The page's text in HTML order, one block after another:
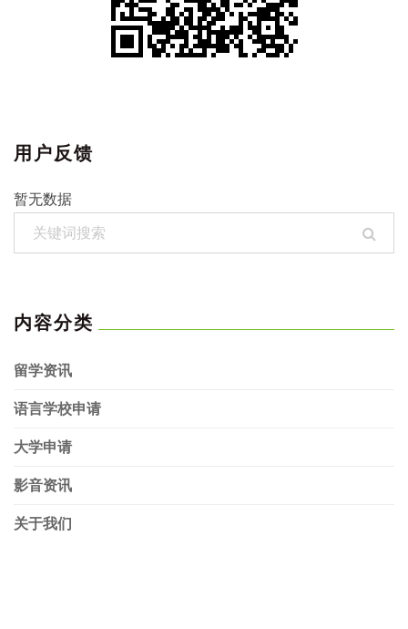
用户反馈
暂无数据
内容分类
留学资讯
语言学校申请
大学申请
影音资讯
关于我们